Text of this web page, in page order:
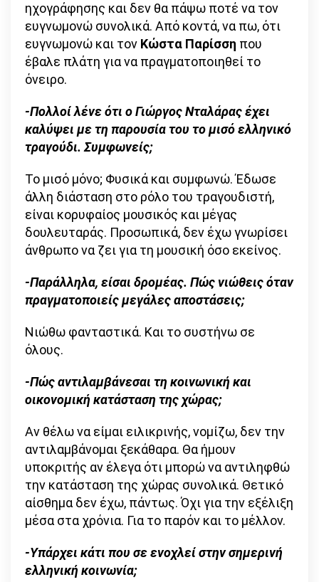
ηχογράφησης και δεν θα πάψω ποτέ να τον
ευγνωμονώ συνολικά. Από κοντά, να πω, ότι
ευγνωμονώ και τον Κώστα Παρίσση που
έβαλε πλάτη για να πραγματοποιηθεί το
όνειρο.
-Πολλοί λένε ότι ο Γιώργος Νταλάρας έχει
καλύψει με τη παρουσία του το μισό ελληνικό
τραγούδι. Συμφωνείς;
Το μισό μόνο; Φυσικά και συμφωνώ. Έδωσε
άλλη διάσταση στο ρόλο του τραγουδιστή,
είναι κορυφαίος μουσικός και μέγας
δουλευταράς. Προσωπικά, δεν έχω γνωρίσει
άνθρωπο να ζει για τη μουσική όσο εκείνος.
-Παράλληλα, είσαι δρομέας. Πώς νιώθεις όταν
πραγματοποιείς μεγάλες αποστάσεις;
Νιώθω φανταστικά. Και το συστήνω σε
όλους.
-Πώς αντιλαμβάνεσαι τη κοινωνική και
οικονομική κατάσταση της χώρας;
Αν θέλω να είμαι ειλικρινής, νομίζω, δεν την
αντιλαμβάνομαι ξεκάθαρα. Θα ήμουν
υποκριτής αν έλεγα ότι μπορώ να αντιληφθώ
την κατάσταση της χώρας συνολικά. Θετικό
αίσθημα δεν έχω, πάντως. Όχι για την εξέλιξη
μέσα στα χρόνια. Για το παρόν και το μέλλον.
-Υπάρχει κάτι που σε ενοχλεί στην σημερινή
ελληνική κοινωνία;